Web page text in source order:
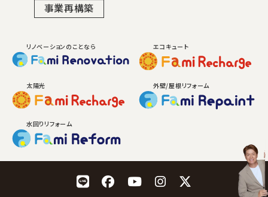
事業再構築
リノベーションのことなら エコキュート
太陽光 外壁/屋根リフォーム
水回りリフォーム
LINE Facebook
YouTubeInstagram